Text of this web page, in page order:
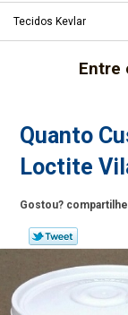
Tecidos Kevlar
Entre
Quanto
Loctite
Gostou?